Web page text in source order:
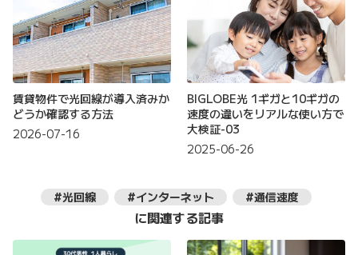
賃貸物件で光回線が導入済みか
どうか確認する方法
2026-07-16
BIGLOBE光 1ギガと10ギガの
速度の違いをリアルな使い方で
大検証-03
2025-06-26
#光回線 #インターネット #通信速度
に関連する記事